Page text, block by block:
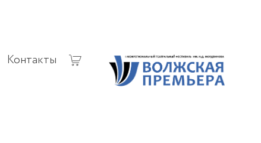
Контакты